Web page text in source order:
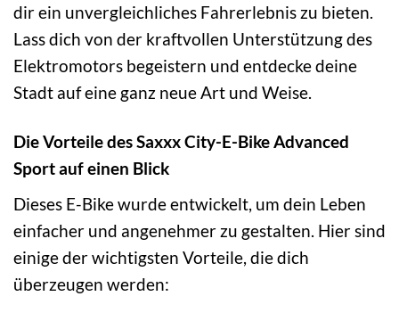
dir ein unvergleichliches Fahrerlebnis zu bieten.
Lass dich von der kraftvollen Unterstützung des
Elektromotors begeistern und entdecke deine
Stadt auf eine ganz neue Art und Weise.
Die Vorteile des Saxxx City-E-Bike Advanced
Sport auf einen Blick
Dieses E-Bike wurde entwickelt, um dein Leben
einfacher und angenehmer zu gestalten. Hier sind
einige der wichtigsten Vorteile, die dich
überzeugen werden: